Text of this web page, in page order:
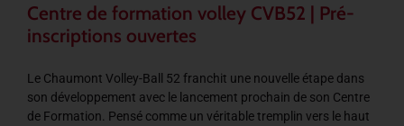
Centre de formation volley CVB52 | Pré-
inscriptions ouvertes
Le Chaumont Volley-Ball 52 franchit une nouvelle étape dans
son développement avec le lancement prochain de son Centre
de Formation. Pensé comme un véritable tremplin vers le haut